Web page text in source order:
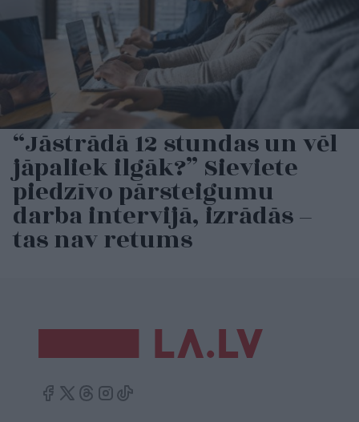
“Jāstrādā 12 stundas un vēl
jāpaliek ilgāk?” Sieviete
piedzīvo pārsteigumu
darba intervijā, izrādās –
tas nav retums